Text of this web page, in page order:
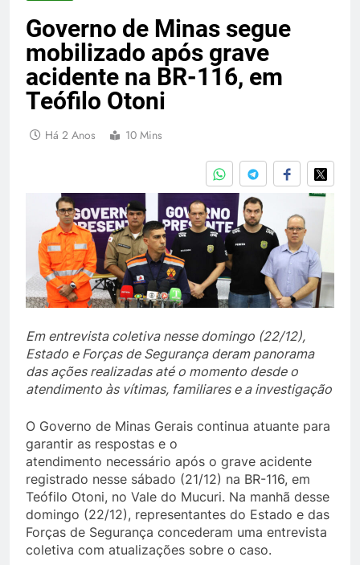
Governo de Minas segue
mobilizado após grave
acidente na BR-116, em
Teófilo Otoni
Há 2 Anos 10 Mins
Em entrevista coletiva nesse domingo (22/12),
Estado e Forças de Segurança deram panorama
das ações realizadas até o momento desde o
atendimento às vítimas, familiares e a investigação
O Governo de Minas Gerais continua atuante para
garantir as respostas e o
atendimento necessário após o grave acidente
registrado nesse sábado (21/12) na BR-116, em
Teófilo Otoni, no Vale do Mucuri. Na manhã desse
domingo (22/12), representantes do Estado e das
Forças de Segurança concederam uma entrevista
coletiva com atualizações sobre o caso.